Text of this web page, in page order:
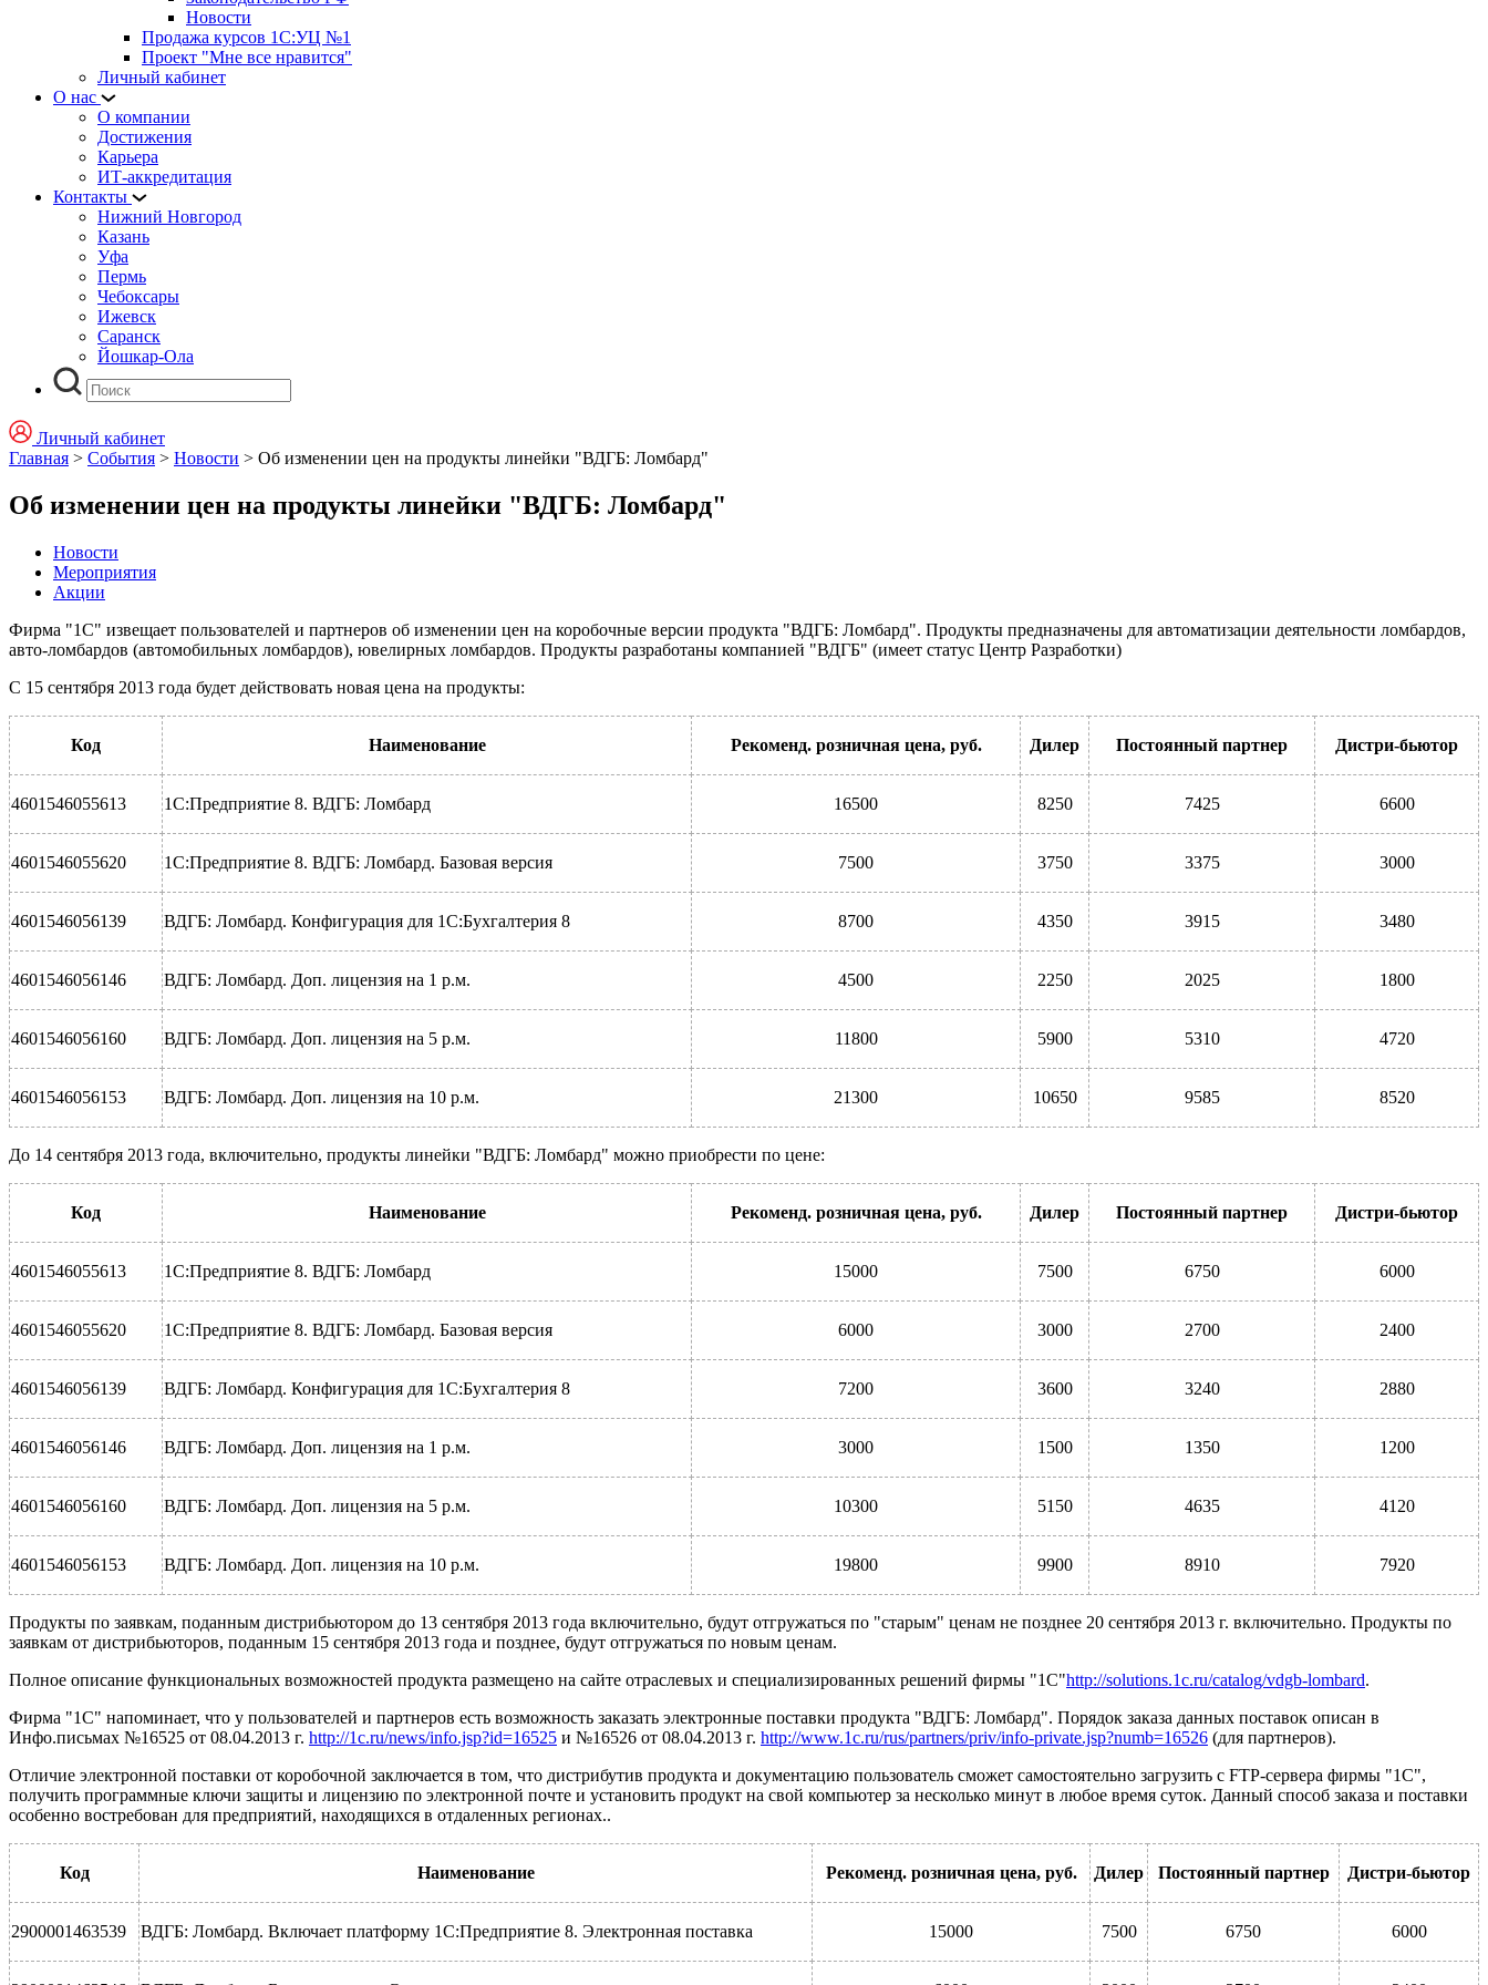
Новости
Продажа курсов 1С:УЦ №1
Проект "Мне все нравится"
Личный кабинет
О нас
О компании
Достижения
Карьера
ИТ-аккредитация
Контакты
Нижний Новгород
Казань
Уфа
Пермь
Чебоксары
Ижевск
Саранск
Йошкар-Ола
Личный кабинет
Главная > События > Новости > Об изменении цен на продукты линейки "ВДГБ: Ломбард"
Об изменении цен на продукты линейки "ВДГБ: Ломбард"
Новости
Мероприятия
Акции
Фирма "1С" извещает пользователей и партнеров об изменении цен на коробочные версии продукта "ВДГБ: Ломбард". Продукты предназначены для автоматизации деятельности ломбардов,
авто-ломбардов (автомобильных ломбардов), ювелирных ломбардов. Продукты разработаны компанией "ВДГБ" (имеет статус Центр Разработки)
С 15 сентября 2013 года будет действовать новая цена на продукты:
Код Наименование Рекоменд. розничная цена, руб. Дилер Постоянный партнер Дистри-бьютор
4601546055613 1С:Предприятие 8. ВДГБ: Ломбард 16500 8250 7425 6600
4601546055620 1С:Предприятие 8. ВДГБ: Ломбард. Базовая версия 7500 3750 3375 3000
4601546056139 ВДГБ: Ломбард. Конфигурация для 1С:Бухгалтерия 8 8700 4350 3915 3480
4601546056146 ВДГБ: Ломбард. Доп. лицензия на 1 р.м. 4500 2250 2025 1800
4601546056160 ВДГБ: Ломбард. Доп. лицензия на 5 р.м. 11800 5900 5310 4720
4601546056153 ВДГБ: Ломбард. Доп. лицензия на 10 р.м. 21300 10650 9585 8520
До 14 сентября 2013 года, включительно, продукты линейки "ВДГБ: Ломбард" можно приобрести по цене:
Код Наименование Рекоменд. розничная цена, руб. Дилер Постоянный партнер Дистри-бьютор
4601546055613 1С:Предприятие 8. ВДГБ: Ломбард 15000 7500 6750 6000
4601546055620 1С:Предприятие 8. ВДГБ: Ломбард. Базовая версия 6000 3000 2700 2400
4601546056139 ВДГБ: Ломбард. Конфигурация для 1С:Бухгалтерия 8 7200 3600 3240 2880
4601546056146 ВДГБ: Ломбард. Доп. лицензия на 1 р.м. 3000 1500 1350 1200
4601546056160 ВДГБ: Ломбард. Доп. лицензия на 5 р.м. 10300 5150 4635 4120
4601546056153 ВДГБ: Ломбард. Доп. лицензия на 10 р.м. 19800 9900 8910 7920
Продукты по заявкам, поданным дистрибьютором до 13 сентября 2013 года включительно, будут отгружаться по "старым" ценам не позднее 20 сентября 2013 г. включительно. Продукты по
заявкам от дистрибьюторов, поданным 15 сентября 2013 года и позднее, будут отгружаться по новым ценам.
Полное описание функциональных возможностей продукта размещено на сайте отраслевых и специализированных решений фирмы "1С"http://solutions.1c.ru/catalog/vdgb-lombard.
Фирма "1С" напоминает, что у пользователей и партнеров есть возможность заказать электронные поставки продукта "ВДГБ: Ломбард". Порядок заказа данных поставок описан в
Инфо.письмах №16525 от 08.04.2013 г. http://1c.ru/news/info.jsp?id=16525 и №16526 от 08.04.2013 г. http://www.1c.ru/rus/partners/priv/info-private.jsp?numb=16526 (для партнеров).
Отличие электронной поставки от коробочной заключается в том, что дистрибутив продукта и документацию пользователь сможет самостоятельно загрузить с FTP-сервера фирмы "1С",
получить программные ключи защиты и лицензию по электронной почте и установить продукт на свой компьютер за несколько минут в любое время суток. Данный способ заказа и поставки
особенно востребован для предприятий, находящихся в отдаленных регионах..
Код Наименование Рекоменд. розничная цена, руб. Дилер Постоянный партнер Дистри-бьютор
2900001463539 ВДГБ: Ломбард. Включает платформу 1С:Предприятие 8. Электронная поставка 15000 7500 6750 6000